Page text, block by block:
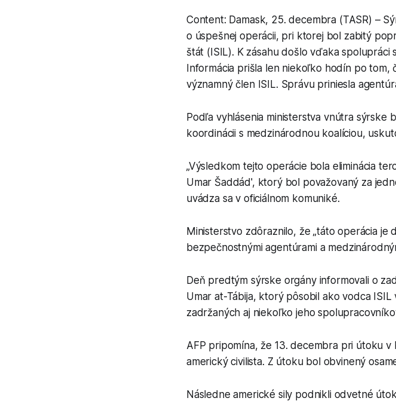
Content: Damask, 25. decembra (TASR) –
o úspešnej operácii, pri ktorej bol zabitý
štát (ISIL). K zásahu došlo vďaka spolupráci
Informácia prišla len niekoľko hodín po
významný člen ISIL. Správu priniesla
Podľa vyhlásenia ministerstva vnútra sýrske
koordinácii s medzinárodnou koalíciou,
„Výsledkom tejto operácie bola eliminácia
Umar Šaddád', ktorý bol považovaný za
uvádza sa v oficiálnom komuniké.
Ministerstvo zdôraznilo, že „táto operácia
bezpečnostnými agentúrami a
Deň predtým sýrske orgány informovali o
Umar at-Tábija, ktorý pôsobil ako vodca
zadržaných aj niekoľko jeho
AFP pripomína, že 13. decembra pri útoku v
americký civilista. Z útoku bol obvinený
Následne americké sily podnikli odvetné